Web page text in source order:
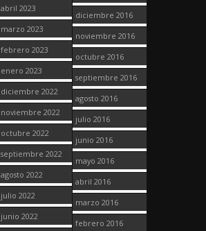
abril 2023
marzo 2023
febrero 2023
enero 2023
diciembre 2022
noviembre 2022
octubre 2022
septiembre 2022
agosto 2022
julio 2022
junio 2022
diciembre 2016
noviembre 2016
octubre 2016
septiembre 2016
agosto 2016
julio 2016
junio 2016
mayo 2016
abril 2016
marzo 2016
febrero 2016